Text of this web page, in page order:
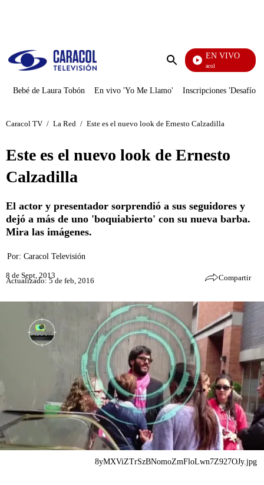
Enviar
EN VIVO
Noticias Caracol
Bebé de Laura Tobón En vivo 'Yo Me Llamo' Inscripciones 'Desafío'
Caracol TV / La Red / Este es el nuevo look de Ernesto Calzadilla
Este es el nuevo look de Ernesto
Calzadilla
El actor y presentador sorprendió a sus seguidores y
dejó a más de uno 'boquiabierto' con su nueva barba.
Mira las imágenes.
Por: Caracol Televisión
8 de Sept, 2013
Actualizado: 5 de feb, 2016 Compartir
8yMXViZTrSzBNomoZmFloLwn7Z927OJy.jpg